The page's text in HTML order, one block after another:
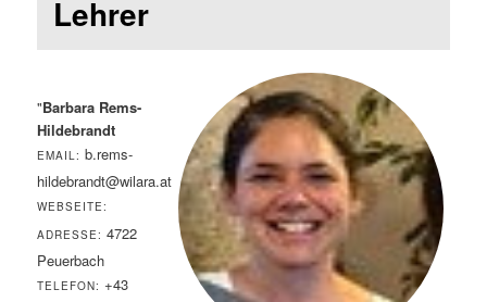
Lehrer
"Barbara Rems-
Hildebrandt
EMAIL: b.rems-
hildebrandt@wilara.at
WEBSEITE:
ADRESSE:4722
Peuerbach
TELEFON: +43